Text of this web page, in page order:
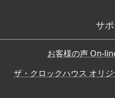
サ
お客様の声 On-
ザ・クロックハウス オリ